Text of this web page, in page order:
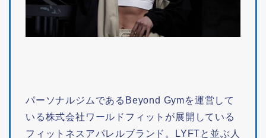
パーソナルジムであるBeyond Gymを運営して
いる株式会社ワールドフィットが展開している
フィットネスアパレルブランド。LYFTと並ぶ人